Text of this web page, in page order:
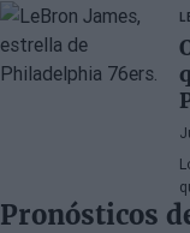
Pronósticos